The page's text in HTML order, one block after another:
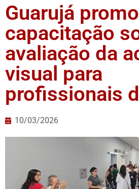
Guarujá
capacitação
avaliação da
visual para
profissionais
10/03/2026